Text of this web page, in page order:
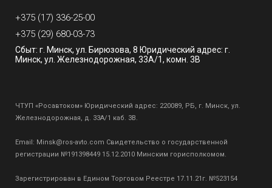
+375 (17) 336-25-00
+375 (29) 680-03-73
Сбыт: г. Минск, ул. Бирюзова, 8 Юридический адрес: г.
Минск, ул. Железнодорожная, 33А/1, комн. 3В
ЧТУП «Росавтоком» Юридический адрес: 220089, РБ, г. Минск, ул.
Железнодорожная, д. 33А/1 каб. 3В.
Email: Minsk@ros-avto.com Свидетельство о государственной
регистрации №191398449 15.12.2010 Минским горисполкомом.
Зарегистрирован в Едином Торговом Реестре 17.11.21г. №523154